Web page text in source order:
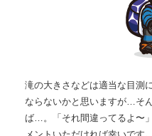
滝の大きさなどは適当な目測
ならないかと思いますが…そ
ば…。「それ間違ってるよ〜